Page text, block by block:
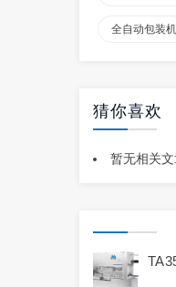
全自动包装
猜你喜欢
暂无相关文